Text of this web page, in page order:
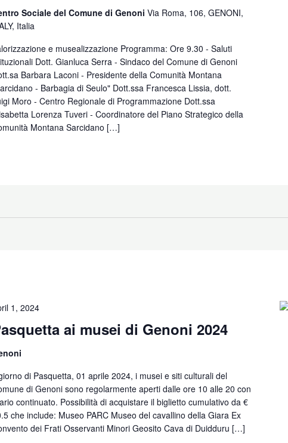
Sociale del Comune di GenoniVia Roma, 106, GENONI,
Italia
e musealizzazione Programma: Ore 9.30 - Saluti
Dott. Gianluca Serra - Sindaco del Comune di Genoni
Barbara Laconi - Presidente della Comunità Montana
- Barbagia di Seulo" Dott.ssa Francesca Lissia, dott.
Moro - Centro Regionale di Programmazione Dott.ssa
Lorenza Tuveri - Coordinatore del Piano Strategico della
Montana Sarcidano […]
ai musei di Genoni 2024
1, 2024
di Pasquetta, 01 aprile 2024, i musei e siti culturali del
di Genoni sono regolarmente aperti dalle ore 10 alle 20 con
continuato. Possibilità di acquistare il biglietto cumulativo da €
che include: Museo PARC Museo del cavallino della Giara Ex
dei Frati Osservanti Minori Geosito Cava di Duidduru […]